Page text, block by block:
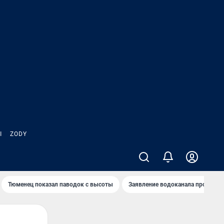
ZODY
Тюменец показал паводок с высоты Заявление водоканала про